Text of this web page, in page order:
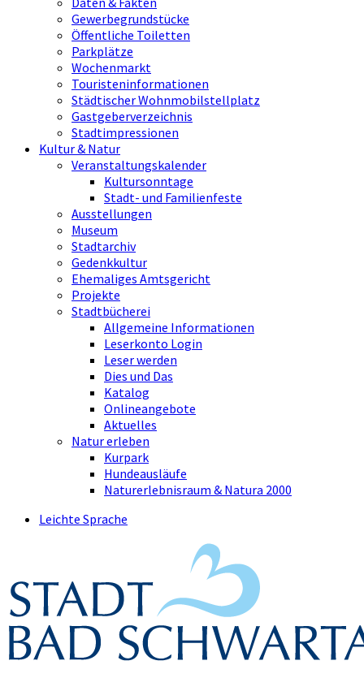
Gewerbegrundstücke
Öffentliche Toiletten
Parkplätze
Wochenmarkt
Touristeninformationen
Städtischer Wohnmobilstellplatz
Gastgeberverzeichnis
Stadtimpressionen
Kultur & Natur
Veranstaltungskalender
Kultursonntage
Stadt- und Familienfeste
Ausstellungen
Museum
Stadtarchiv
Gedenkkultur
Ehemaliges Amtsgericht
Projekte
Stadtbücherei
Allgemeine Informationen
Leserkonto Login
Leser werden
Dies und Das
Katalog
Onlineangebote
Aktuelles
Natur erleben
Kurpark
Hundeausläufe
Naturerlebnisraum & Natura 2000
Leichte Sprache